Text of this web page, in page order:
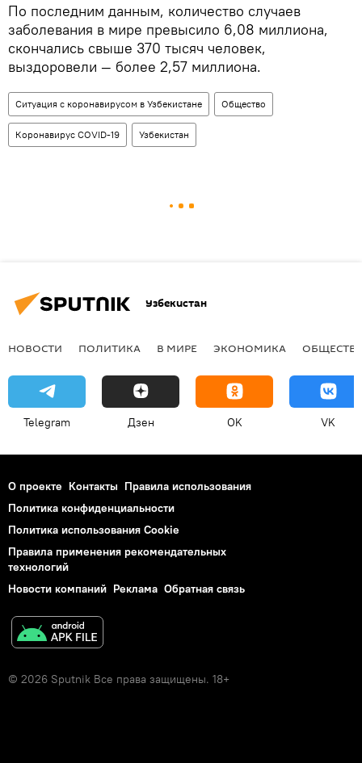
По последним данным, количество случаев
заболевания в мире превысило 6,08 миллиона,
скончались свыше 370 тысяч человек,
выздоровели — более 2,57 миллиона.
Ситуация с коронавирусом в Узбекистане Общество
Коронавирус COVID-19 Узбекистан
Узбекистан
НОВОСТИ ПОЛИТИКА В МИРЕ ЭКОНОМИКА
Telegram Дзен OK VK
О проекте Контакты Правила использования
Политика конфиденциальности
Политика использования Cookie
Правила применения рекомендательных
технологий
Новости компаний Реклама Обратная связь
© 2026 Sputnik Все права защищены. 18+